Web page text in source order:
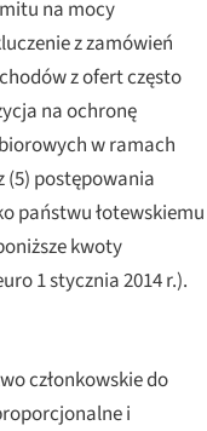
na mocy
z zamówień
z ofert często
na ochronę
w ramach
postępowania
państwu łotewskiemu
kwoty
1 stycznia 2014 r.).
członkowskie do
i